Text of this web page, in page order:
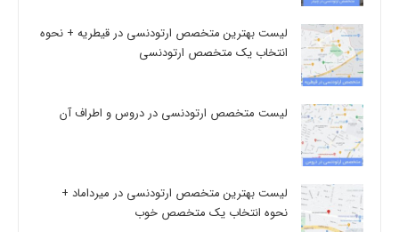
لیست بهترین متخصص ارتودنسی در قیطریه + نحوه
انتخاب یک متخصص ارتودنسی
لیست متخصص ارتودنسی در دروس و اطراف آن
لیست بهترین متخصص ارتودنسی در میرداماد +
نحوه انتخاب یک متخصص خوب